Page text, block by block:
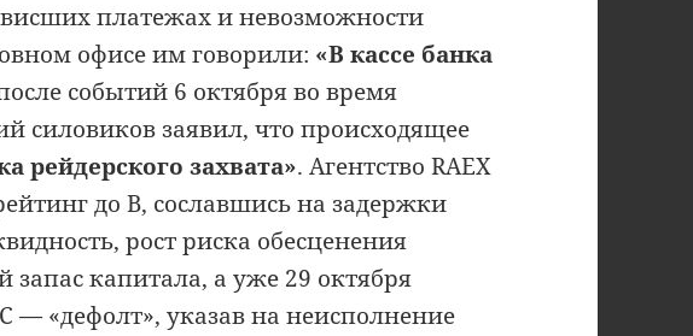
платежах и невозможности
офисе им говорили: «В кассе банка
событий 6 октября во время
силовиков заявил, что происходящее
рейдерского захвата». Агентство RAEX
до B, сославшись на задержки
рост риска обесценения
запас капитала, а уже 29 октября
— «дефолт», указав на неисполнение